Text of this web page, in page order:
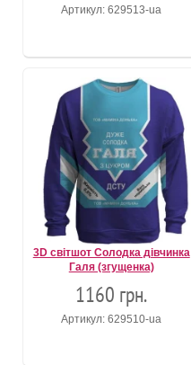
Артикул: 629513-ua
3D світшот Солодка дівчинка
Галя (згущенка)
1160 грн.
Артикул: 629510-ua